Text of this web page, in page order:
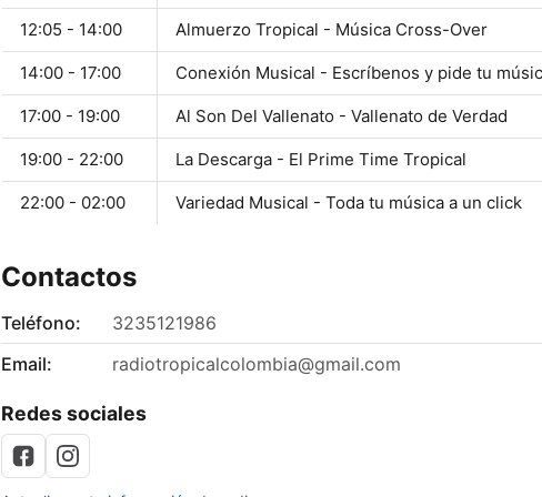
12:05 - 14:00 Almuerzo Tropical - Música Cross-Over
14:00 - 17:00 Conexión Musical - Escríbenos y pide tu
17:00 - 19:00 Al Son Del Vallenato - Vallenato de Verdad
19:00 - 22:00 La Descarga - El Prime Time Tropical
22:00 - 02:00 Variedad Musical - Toda tu música a un click
Contactos
Teléfono:
3235121986
Email:
radiotropicalcolombia@gmail.com
Redes sociales